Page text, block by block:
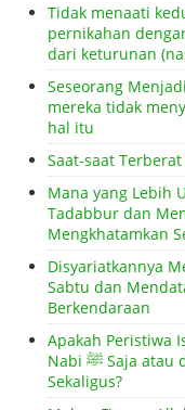
Tidak menaati
pernikahan
dari keturunan
Seseorang
mereka tidak
hal itu
Saat-saat
Mana yang Lebih
Tadabbur dan
Mengkhatamkan
Disyariatkannya
Sabtu dan
Berkendaraan
Apakah Peristiwa
Nabi ﷺ Saja atau dengan Ruh dan Jasad Beliau
Sekaligus?